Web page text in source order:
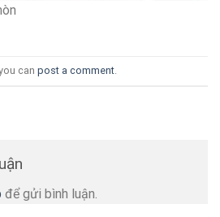
can post a comment
để gửi bình luận.